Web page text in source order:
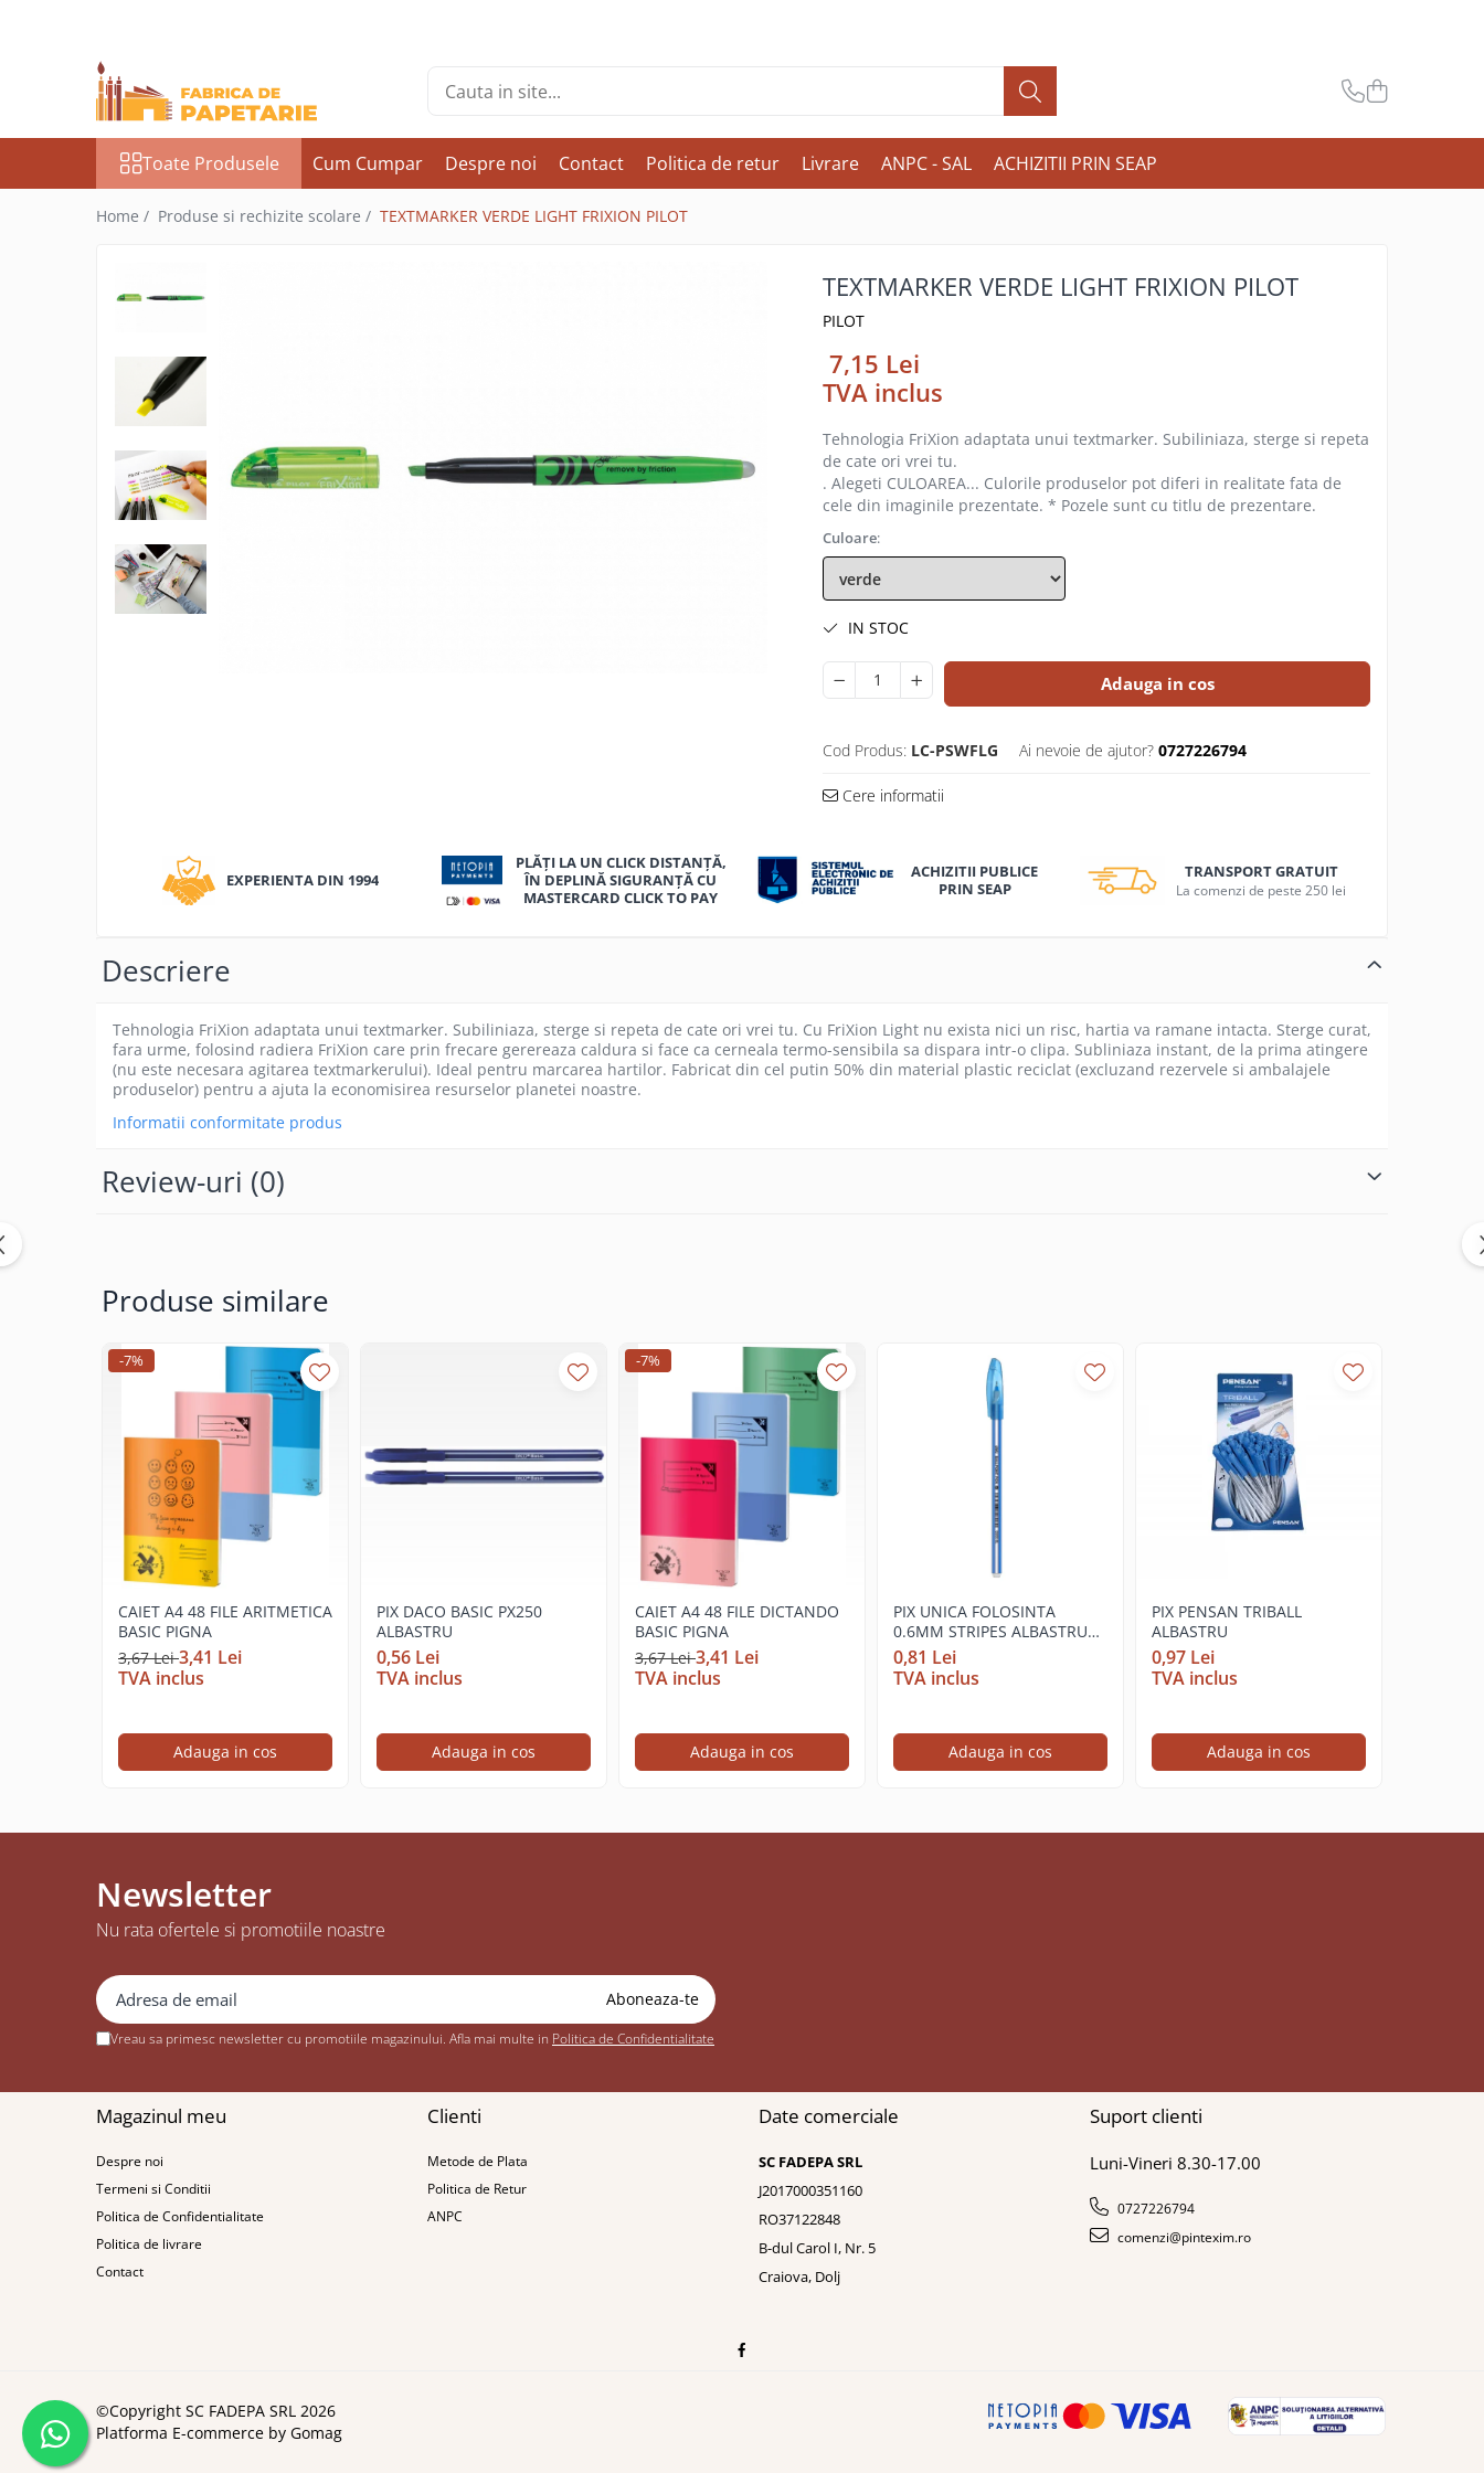
Toate Produsele
Hartie si articole din hartie
Hartie pentru copiator si cartoane
Hartie color pentru copiator
Papetarie personalizata
Bloc Notes-uri spiralizate
Plicuri personalizate
Tipizate autocopiative
Tipizate autocopiative
personalizate
Produse si rechizite scolare
Caiete si produse din hartie
Caiete si blocuri pentru desen
Caiete speciale
Hartie creponata
Etichete scolare
Accesorii pictura
Creioane mecanice si rezerve
Cerneala si rezerva pentru stilou
Echere, rigle, raportoare, compase,
sabloane, truse geometrie
Truse geometrie
Markere evidentiatoare text
Markere permanente
Pixuri si rezerve
Produse Craft
Genti laptop
Carti si jocuri pentru copii
Carti de colorat si povestit
Jocuri / Party
Coperti scolare
Instrumente de scris
Carioci
Cerneala si rezerva pentru stilou
Toate Produsele Cum Cumpar Despre noi Contact Politica de retur Livrare ANPC - SAL ACHIZITII PRIN SEAP
Home / Produse si rechizite scolare / TEXTMARKER VERDE LIGHT FRIXION PILOT
TEXTMARKER VERDE LIGHT FRIXION PILOT
PILOT
7,15 Lei
TVA inclus
Tehnologia FriXion adaptata unui textmarker. Subiliniaza, sterge si repeta
de cate ori vrei tu.
. Alegeti CULOAREA... Culorile produselor pot diferi in realitate fata de
cele din imaginile prezentate. * Pozele sunt cu titlu de prezentare.
Culoare:
IN STOC
Adauga in cos
Cod Produs: LC-PSWFLG Ai nevoie de ajutor? 0727226794
Cere informatii
EXPERIENTA DIN 1994
PLĂȚI LA UN CLICK DISTANȚĂ,
ÎN DEPLINĂ SIGURANȚĂ CU
MASTERCARD CLICK TO PAY
ACHIZITII PUBLICE
PRIN SEAP
TRANSPORT GRATUIT
La comenzi de peste 250 lei
Descriere
Tehnologia FriXion adaptata unui textmarker. Subiliniaza, sterge si repeta de cate ori vrei tu. Cu FriXion Light nu exista nici un risc, hartia va ramane intacta. Sterge curat,
fara urme, folosind radiera FriXion care prin frecare gerereaza caldura si face ca cerneala termo-sensibila sa dispara intr-o clipa. Subliniaza instant, de la prima atingere
(nu este necesara agitarea textmarkerului). Ideal pentru marcarea hartilor. Fabricat din cel putin 50% din material plastic reciclat (excluzand rezervele si ambalajele
produselor) pentru a ajuta la economisirea resurselor planetei noastre.
Informatii conformitate produs
Review-uri (0)
Produse similare
-7%
CAIET A4 48 FILE ARITMETICA
BASIC PIGNA
3,67 Lei3,41 Lei
TVA inclus
Adauga in cos
PIX DACO BASIC PX250
ALBASTRU
0,56 Lei
TVA inclus
Adauga in cos
-7%
CAIET A4 48 FILE DICTANDO
BASIC PIGNA
3,67 Lei3,41 Lei
TVA inclus
Adauga in cos
PIX UNICA FOLOSINTA
0.6MM STRIPES ALBASTRU
Q560 DELI
0,81 Lei
TVA inclus
Adauga in cos
PIX PENSAN TRIBALL
ALBASTRU
0,97 Lei
TVA inclus
Adauga in cos
Newsletter
Nu rata ofertele si promotiile noastre
Vreau sa primesc newsletter cu promotiile magazinului. Afla mai multe in Politica de Confidentialitate
Magazinul meu
Despre noi
Termeni si Conditii
Politica de Confidentialitate
Politica de livrare
Contact
Clienti
Metode de Plata
Politica de Retur
ANPC
Date comerciale
SC FADEPA SRL
J2017000351160
RO37122848
B-dul Carol I, Nr. 5
Craiova, Dolj
Suport clienti
Luni-Vineri 8.30-17.00
0727226794
comenzi@pintexim.ro
©Copyright SC FADEPA SRL 2026
Platforma E-commerce by Gomag